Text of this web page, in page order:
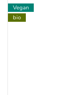
Vegan
bio